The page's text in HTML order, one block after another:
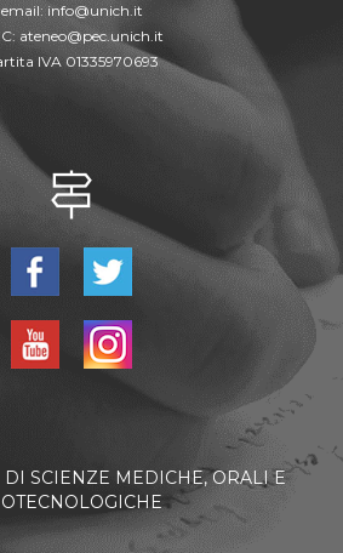
email: info@unich.it
ateneo@pec.unich.it
IVA 01335970693
SCIENZE MEDICHE, ORALI E